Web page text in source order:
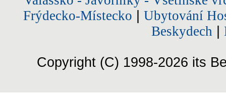
Frýdecko-Místecko
Ubytování
Beskydech
Copyright (C) 1998-2026 its